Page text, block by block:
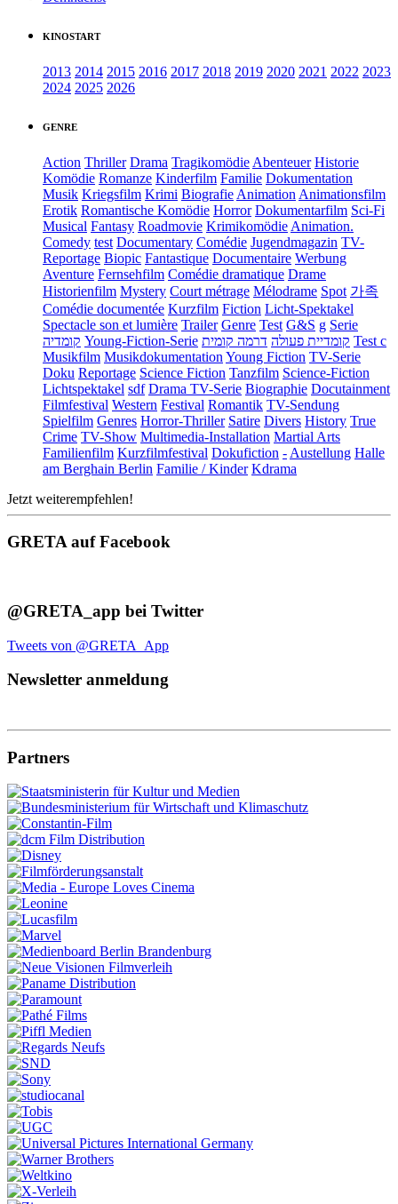
KINOSTART
2013 2014 2015 2016 2017 2018 2019 2020 2021 2022 2023
2024 2025 2026
GENRE
Action Thriller Drama Tragikomödie Abenteuer Historie
Komödie Romanze Kinderfilm Familie Dokumentation
Musik Kriegsfilm Krimi Biografie Animation Animationsfilm
Erotik Romantische Komödie Horror Dokumentarfilm Sci-Fi
Musical Fantasy Roadmovie Krimikomödie Animation.
Comedy test Documentary Comédie Jugendmagazin TV-
Reportage Biopic Fantastique Documentaire Werbung
Aventure Fernsehfilm Comédie dramatique Drame
Historienfilm Mystery Court métrage Mélodrame Spot 가족
Comédie documentée Kurzfilm Fiction Licht-Spektakel
Spectacle son et lumière Trailer Genre Test G&S g Serie
קומדיה Young-Fiction-Serie קומדיית פעולה דרמה קומית
Test c
Musikfilm Musikdokumentation Young Fiction TV-Serie
Doku Reportage Science Fiction Tanzfilm Science-Fiction
Lichtspektakel sdf Drama TV-Serie Biographie Docutainment
Filmfestival Western Festival Romantik TV-Sendung
Spielfilm Genres Horror-Thriller Satire Divers History True
Crime TV-Show Multimedia-Installation Martial Arts
Familienfilm Kurzfilmfestival Dokufiction - Austellung Halle
am Berghain Berlin Familie / Kinder Kdrama
Jetzt weiterempfehlen!
GRETA auf Facebook
@GRETA_app bei Twitter
Tweets von @GRETA_App
Newsletter anmeldung
Partners